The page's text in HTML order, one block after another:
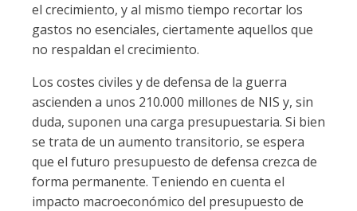
el crecimiento, y al mismo tiempo recortar los
gastos no esenciales, ciertamente aquellos que
no respaldan el crecimiento.
Los costes civiles y de defensa de la guerra
ascienden a unos 210.000 millones de NIS y, sin
duda, suponen una carga presupuestaria. Si bien
se trata de un aumento transitorio, se espera
que el futuro presupuesto de defensa crezca de
forma permanente. Teniendo en cuenta el
impacto macroeconómico del presupuesto de